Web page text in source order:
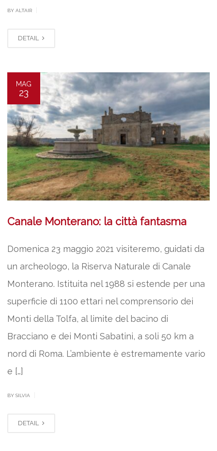
BY ALTAIR
DETAIL
MAG
23
Canale Monterano: la città fantasma
Domenica 23 maggio 2021 visiteremo, guidati da
un archeologo, la Riserva Naturale di Canale
Monterano. Istituita nel 1988 si estende per una
superficie di 1100 ettari nel comprensorio dei
Monti della Tolfa, al limite del bacino di
Bracciano e dei Monti Sabatini, a soli 50 km a
nord di Roma. L’ambiente è estremamente vario
e […]
BY SILVIA
DETAIL